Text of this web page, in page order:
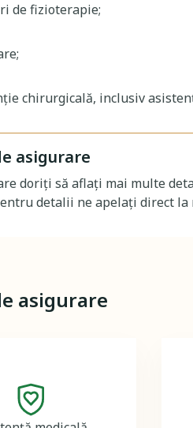
de fizioterapie;
chirurgicală, inclusiv
asigurare
doriţi să aflaţi mai multe
detalii ne apelați direct la
asigurare
Image